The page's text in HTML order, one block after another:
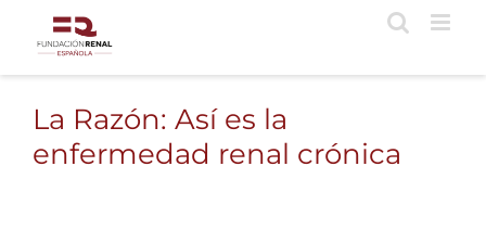
contenido
La Razón: Así es la
enfermedad renal crónica